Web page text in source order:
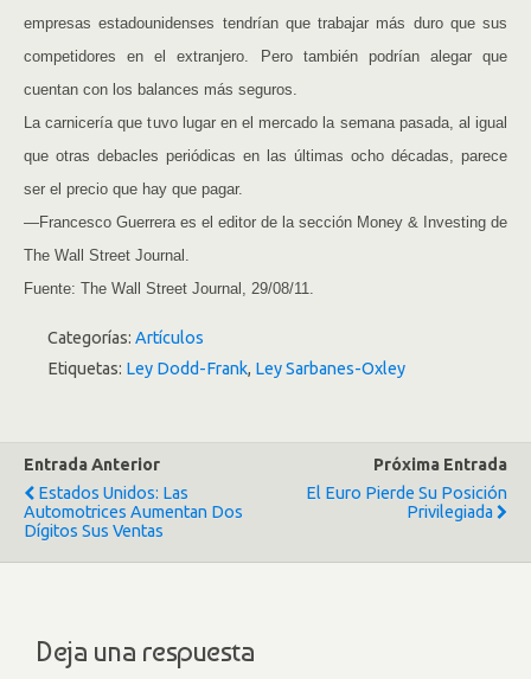
empresas estadounidenses tendrían que trabajar más duro que sus
competidores en el extranjero. Pero también podrían alegar que
cuentan con los balances más seguros.
La carnicería que tuvo lugar en el mercado la semana pasada, al igual
que otras debacles periódicas en las últimas ocho décadas, parece
ser el precio que hay que pagar.
—Francesco Guerrera es el editor de la sección Money & Investing de
The Wall Street Journal.
Fuente: The Wall Street Journal, 29/08/11.
Categorías: Artículos
Etiquetas: Ley Dodd-Frank, Ley Sarbanes-Oxley
Entrada Anterior
Estados Unidos: Las
Automotrices Aumentan Dos
Dígitos Sus Ventas
Próxima Entrada
El Euro Pierde Su Posición
Privilegiada
Deja una respuesta